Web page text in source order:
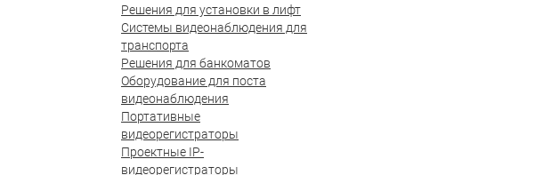
Решения для установки в лифт
Системы видеонаблюдения для
транспорта
Решения для банкоматов
Оборудование для поста
видеонаблюдения
Портативные
видеорегистраторы
Проектные IP-
видеорегистраторы